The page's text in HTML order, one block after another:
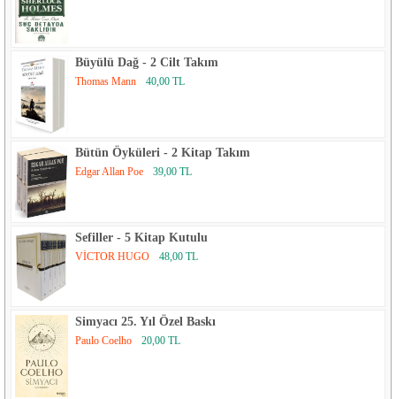
Büyülü Dağ - 2 Cilt Takım
Thomas Mann 40,00 TL
Bütün Öyküleri - 2 Kitap Takım
Edgar Allan Poe 39,00 TL
Sefiller - 5 Kitap Kutulu
VİCTOR HUGO 48,00 TL
Simyacı 25. Yıl Özel Baskı
Paulo Coelho 20,00 TL